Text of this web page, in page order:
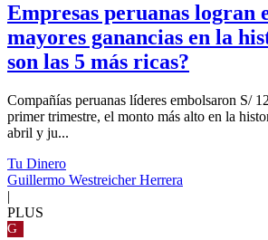
Empresas peruanas logran
mayores ganancias en la
son las 5 más ricas?
Compañías peruanas líderes embolsaron S/
primer trimestre, el monto más alto en la
abril y ju...
Tu Dinero
Guillermo Westreicher Herrera
|
PLUS
G